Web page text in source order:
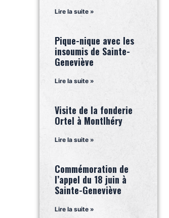
Lire la suite »
Pique-nique avec les
insoumis de Sainte-
Geneviève
Lire la suite »
Visite de la fonderie
Ortel à Montlhéry
Lire la suite »
Commémoration de
l’appel du 18 juin à
Sainte-Geneviève
Lire la suite »